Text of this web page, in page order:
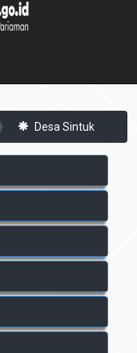
Desa Sintuk